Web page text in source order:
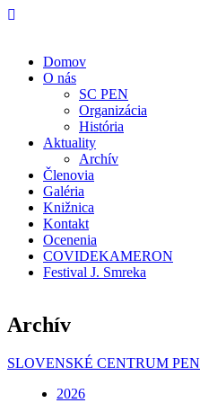
Domov
O nás
SC PEN
Organizácia
História
Aktuality
Archív
Členovia
Galéria
Knižnica
Kontakt
Ocenenia
COVIDEKAMERON
Festival J. Smreka
Archív
SLOVENSKÉ CENTRUM PEN
2026